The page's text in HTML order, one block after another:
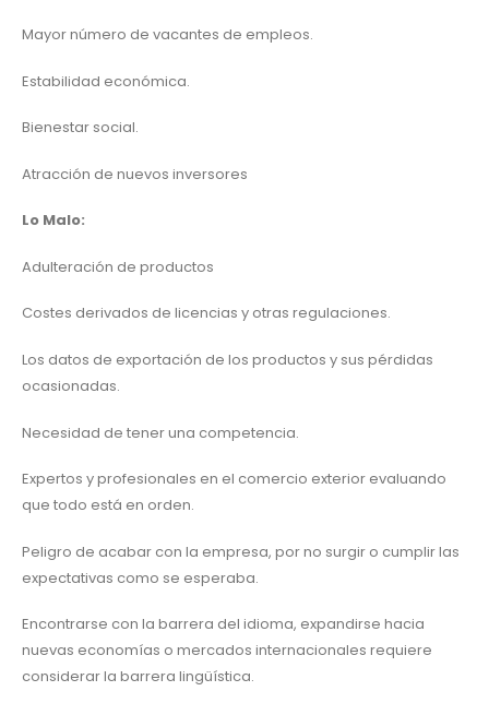
Mayor número de vacantes de empleos.
Estabilidad económica.
Bienestar social.
Atracción de nuevos inversores
Lo Malo:
Adulteración de productos
Costes derivados de licencias y otras regulaciones.
Los datos de exportación de los productos y sus pérdidas
ocasionadas.
Necesidad de tener una competencia.
Expertos y profesionales en el comercio exterior evaluando
que todo está en orden.
Peligro de acabar con la empresa, por no surgir o cumplir las
expectativas como se esperaba.
Encontrarse con la barrera del idioma, expandirse hacia
nuevas economías o mercados internacionales requiere
considerar la barrera lingüística.